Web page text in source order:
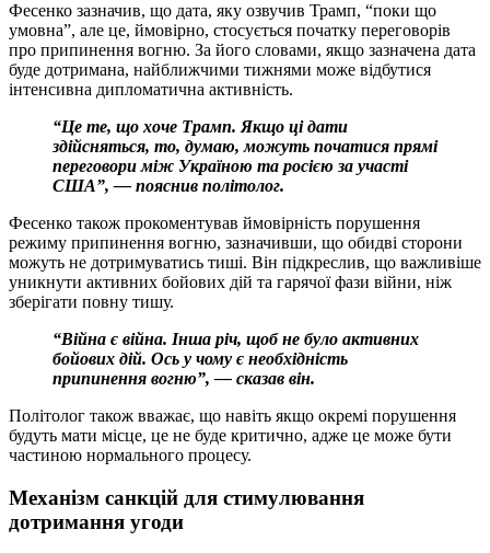
Фесенко зазначив, що дата, яку озвучив Трамп, “поки що
умовна”, але це, ймовірно, стосується початку переговорів
про припинення вогню. За його словами, якщо зазначена дата
буде дотримана, найближчими тижнями може відбутися
інтенсивна дипломатична активність.
“Це те, що хоче Трамп. Якщо ці дати
здійсняться, то, думаю, можуть початися прямі
переговори між Україною та росією за участі
США”, — пояснив політолог.
Фесенко також прокоментував ймовірність порушення
режиму припинення вогню, зазначивши, що обидві сторони
можуть не дотримуватись тиші. Він підкреслив, що важливіше
уникнути активних бойових дій та гарячої фази війни, ніж
зберігати повну тишу.
“Війна є війна. Інша річ, щоб не було активних
бойових дій. Ось у чому є необхідність
припинення вогню”, — сказав він.
Політолог також вважає, що навіть якщо окремі порушення
будуть мати місце, це не буде критично, адже це може бути
частиною нормального процесу.
Механізм санкцій для стимулювання
дотримання угоди